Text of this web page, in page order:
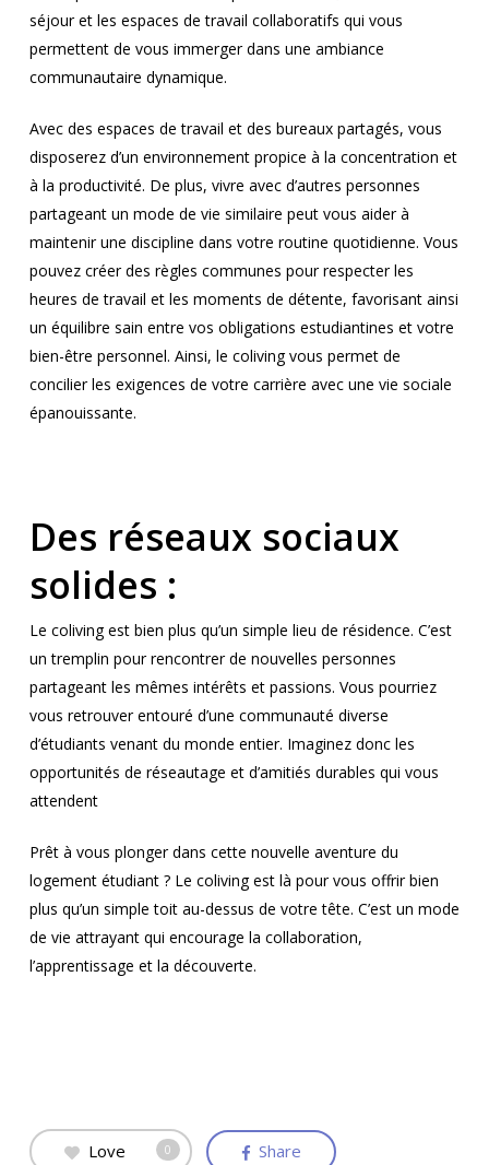
séjour et les espaces de travail collaboratifs qui vous
permettent de vous immerger dans une ambiance
communautaire dynamique.
Avec des espaces de travail et des bureaux partagés, vous
disposerez d’un environnement propice à la concentration et
à la productivité. De plus, vivre avec d’autres personnes
partageant un mode de vie similaire peut vous aider à
maintenir une discipline dans votre routine quotidienne. Vous
pouvez créer des règles communes pour respecter les
heures de travail et les moments de détente, favorisant ainsi
un équilibre sain entre vos obligations estudiantines et votre
bien-être personnel. Ainsi, le coliving vous permet de
concilier les exigences de votre carrière avec une vie sociale
épanouissante.
Des réseaux sociaux
solides :
Le coliving est bien plus qu’un simple lieu de résidence. C’est
un tremplin pour rencontrer de nouvelles personnes
partageant les mêmes intérêts et passions. Vous pourriez
vous retrouver entouré d’une communauté diverse
d’étudiants venant du monde entier. Imaginez donc les
opportunités de réseautage et d’amitiés durables qui vous
attendent
Prêt à vous plonger dans cette nouvelle aventure du
logement étudiant ? Le coliving est là pour vous offrir bien
plus qu’un simple toit au-dessus de votre tête. C’est un mode
de vie attrayant qui encourage la collaboration,
l’apprentissage et la découverte.
Love 0 Share